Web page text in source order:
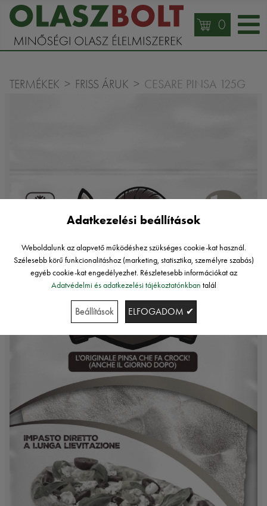
0
TERMÉKEK FRISS ÁRUK CESARE PINSA 125G
Adatkezelési beállítások
Weboldalunk az alapvető működéshez szükséges cookie-kat használ.
Szélesebb körű funkcionalitáshoz (marketing, statisztika, személyre szabás)
egyéb cookie-kat engedélyezhet. Részletesebb információkat az
Adatvédelmi és adatkezelési tájékoztatónkban talál
Beállítások ELFOGADOM ✔